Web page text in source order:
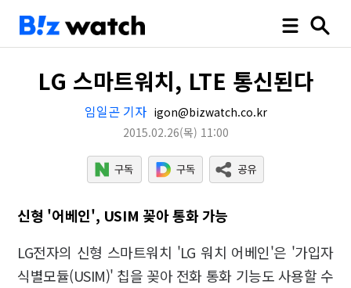
LG 스마트워치, LTE 통신된다
임일곤 기자 igon@bizwatch.co.kr
2015.02.26(목) 11:00
신형 '어베인', USIM 꽂아 통화 가능
LG전자의 신형 스마트워치 'LG 워치 어베인'은 '가입자
식별모듈(USIM)' 칩을 꽂아 전화 통화 기능도 사용할 수